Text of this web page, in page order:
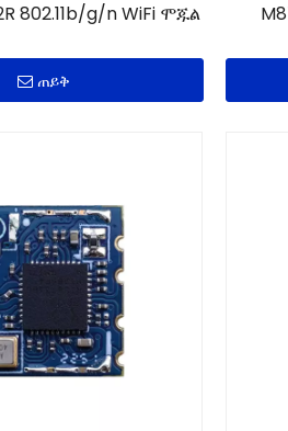
802.11b/g/n WiFi ሞጁል
ጠይቅ